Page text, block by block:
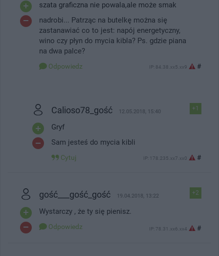
szata graficzna nie powala,ale może smak
nadrobi... Patrząc na butelkę można się
zastanawiać co to jest: napój energetyczny,
wino czy płyn do mycia kibla? Ps. gdzie piana
na dwa palce?
Odpowiedz IP: 84.38.xx5.xx9 #
+1
Calioso78_gość 12.05.2018, 15:40
Gryf
Sam jesteś do mycia kibli
Cytuj IP: 178.235.xx7.xx0 #
+2
gość___gość_gość 19.04.2018, 13:22
Wystarczy , że ty się pienisz.
Odpowiedz IP: 78.31.xx6.xx4 #